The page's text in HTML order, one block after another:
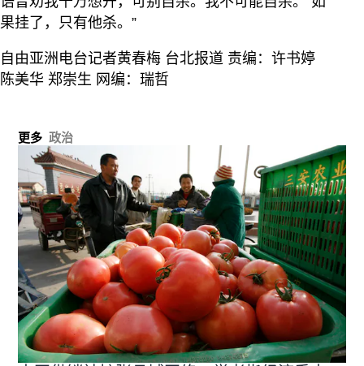
果挂了，只有他杀。”
自由亚洲电台记者黄春梅 台北报道 责编：许书婷
陈美华 郑崇生 网编：瑞哲
更多 政治